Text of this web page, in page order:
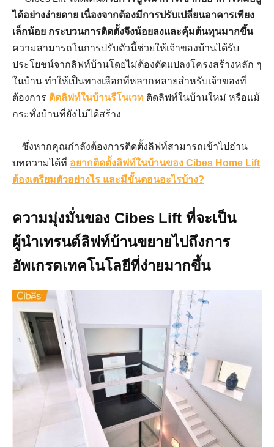
ได้อย่างง่ายดาย เนื่องจากต้องมีการปรับเปลี่ยนอาคารเพียง
เล็กน้อย กระบวนการติดตั้งจึงน้อยลงและคุ้มต้นทุนมากขึ้น
ความสามารถในการปรับตัวนี้ช่วยให้เจ้าของบ้านได้รับ
ประโยชน์จากลิฟท์บ้านโดยไม่ต้องดัดแปลงโครงสร้างหลัก ๆ
ในบ้าน ทำให้เป็นทางเลือกที่หลากหลายสำหรับเจ้าของที่
ต้องการ ติดลิฟท์ในบ้านรีโนเวท ติดลิฟท์ในบ้านใหม่ หรือแม้
กระทั่งบ้านที่ยังไม่ได้สร้าง
ซึ่งหากคุณกำลังต้องการติดตั้งลิฟท์สามารถเข้าไปอ่าน
บทความได้ที่ อยากติดตั้งลิฟท์ในบ้านของ Cibes Home Lift
ต้องเตรียมตัวอย่างไร และมีขั้นตอนอะไรบ้าง?
ความมุ่งมั่นของ Cibes Lift ที่จะเป็น
ผู้นำเทรนด์ลิฟท์บ้านขยายไปถึงการ
อัพเกรดเทคโนโลยีที่ง่ายมากขึ้น